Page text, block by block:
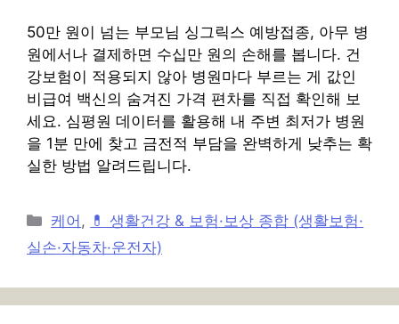
50만 원이 넘는 부모님 싱그릭스 예방접종, 아무 병
원에서나 결제하면 수십만 원의 손해를 봅니다. 건
강보험이 적용되지 않아 병원마다 부르는 게 값인
비급여 백신의 숨겨진 가격 편차를 직접 확인해 보
세요. 심평원 데이터를 활용해 내 주변 최저가 병원
을 1분 만에 찾고 금전적 부담을 완벽하게 낮추는 확
실한 방법 알려드립니다.
카
테
리
케어 , 💊 생활건강 & 보험·보상 종합 (생활보험·
실손·자동차·운전자)